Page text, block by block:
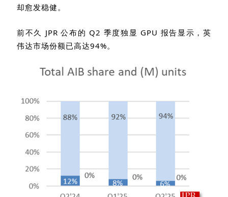
却愈发稳健。
前不久 JPR公布的 Q2 季度独显 GPU 报告显示，英
伟达市场份额已高达94%。